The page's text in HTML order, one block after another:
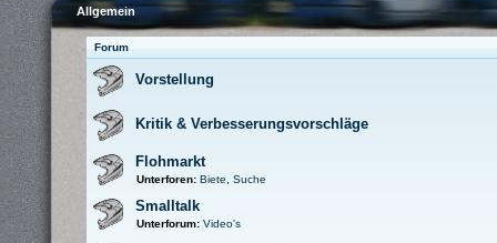
Allgemein
Forum
Vorstellung
Kritik & Verbesserungsvorschläge
Flohmarkt
Unterforen: Biete Suche
Smalltalk
Unterforum: Video's